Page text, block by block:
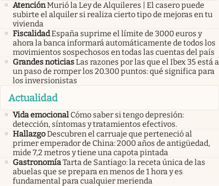
AtenciónMurió la Ley de Alquileres | El casero puede
subirte el alquiler si realiza cierto tipo de mejoras en tu
vivienda
FiscalidadEspaña suprime el límite de 3000 euros y
ahora la banca informará automáticamente de todos los
movimientos sospechosos en todas las cuentas del país
Grandes noticiasLas razones por las que el Ibex 35 está a
un paso de romper los 20.300 puntos: qué significa para
los inversionistas
Actualidad
Vida emocional Cómo saber si tengo depresión:
detección, síntomas y tratamientos efectivos.
HallazgoDescubren el carruaje que perteneció al
primer emperador de China: 2000 años de antigüedad,
mide 7,2 metros y tiene una capota pintada
GastronomíaTarta de Santiago: la receta única de las
abuelas que se prepara en menos de 1 hora y es
fundamental para cualquier merienda